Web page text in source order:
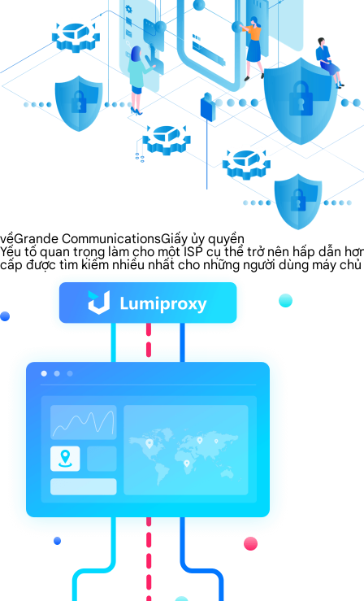
vềGrande CommunicationsGiấy ủy quyền
Yếu tố quan trọng làm cho một ISP cụ thể trở nên hấp dẫn
cấp được tìm kiếm nhiều nhất cho những người dùng máy